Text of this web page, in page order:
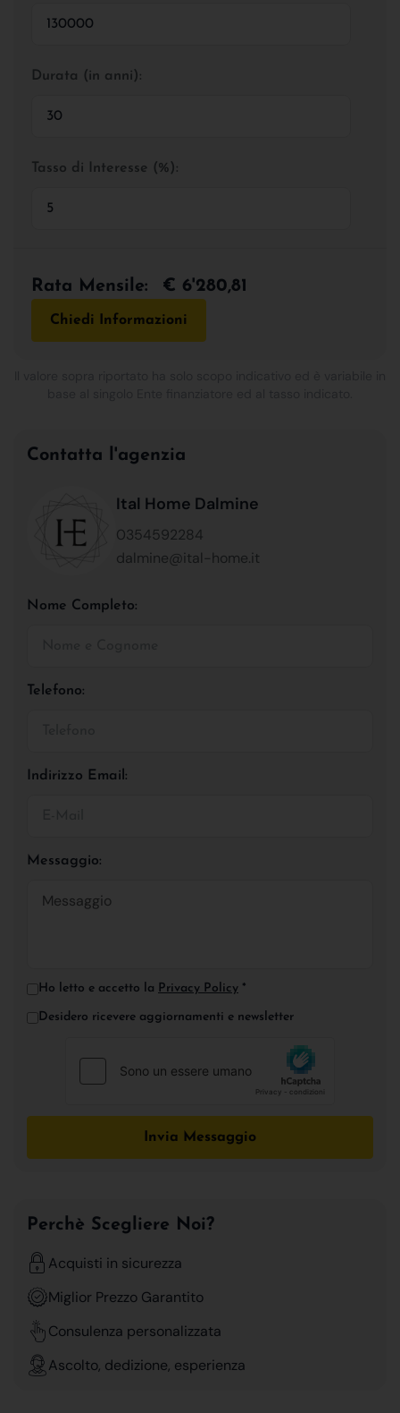
Durata (in anni):
Tasso di Interesse (%):
Rata Mensile: € 6'280,81
Chiedi Informazioni
Contatta l'agenzia
Ital Home Dalmine
0354592284
dalmine@ital-home.it
Nome Completo:
Telefono:
Indirizzo Email:
Messaggio:
Ho letto e accetto la Privacy Policy *
Desidero ricevere aggiornamenti e newsletter
Invia Messaggio
Perchè Scegliere Noi?
Acquisti in sicurezza
Miglior Prezzo Garantito
Consulenza personalizzata
Ascolto, dedizione, esperienza